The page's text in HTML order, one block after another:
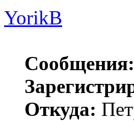
YorikB
Сообщения:
Откуда: